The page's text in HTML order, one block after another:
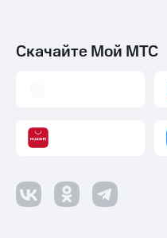
Скачайте Мой МТС